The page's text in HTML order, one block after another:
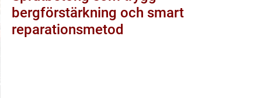
bergförstärkning och smart
reparationsmetod